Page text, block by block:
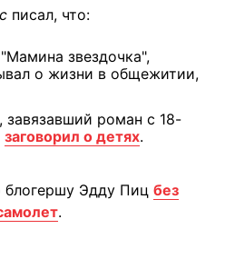
писал, что:
звездочка",
о жизни в общежитии,
завязавший роман с 18-
заговорил о детях.
блогершу Эдду Пиц без
.